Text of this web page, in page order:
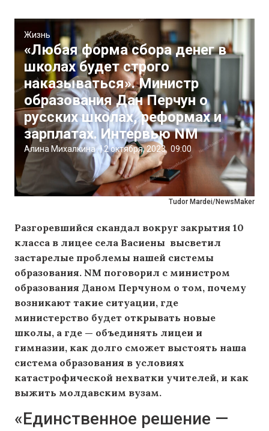
Tudor Mardei/NewsMaker
Жизнь
«Любая форма сбора денег в
школах будет строго
наказываться». Министр
образования Дан Перчун о
русских школах, реформах и
зарплатах. Интервью NM
Алина Михалкина |2 октября, 2023 09:00
Разгоревшийся скандал вокруг закрытия 10
класса в лицее села Васиены высветил
застарелые проблемы нашей системы
образования. NM поговорил c министром
образования Даном Перчуном о том, почему
возникают такие ситуации, где
министерство будет открывать новые
школы, а где — объединять лицеи и
гимназии, как долго сможет выстоять наша
система образования в условиях
катастрофической нехватки учителей, и как
выжить молдавским вузам.
«Единственное решение —